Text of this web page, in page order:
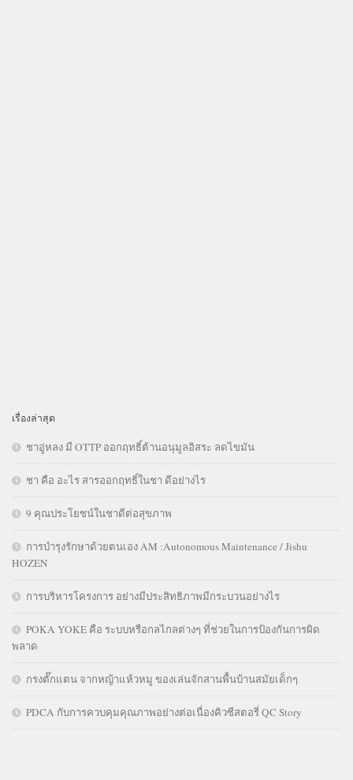
เรื่องล่าสุด
ชาอู่หลง มี OTTP ออกฤทธิ์ต้านอนุมูลอิสระ ลดไขมัน
ชา คือ อะไร สารออกฤทธิ์ในชา ดีอย่างไร
9 คุณประโยชน์ในชาดีต่อสุขภาพ
การบำรุงรักษาด้วยตนเอง AM :Autonomous Maintenance / Jishu
HOZEN
การบริหารโครงการ อย่างมีประสิทธิภาพมีกระบวนอย่างไร
POKA YOKE คือ ระบบหรือกลไกลต่างๆ ที่ช่วยในการป้องกันการผิด
พลาด
กรงตั๊กแตน จากหญ้าแห้วหมู ของเล่นจักสานพื้นบ้านสมัยเด็กๆ
PDCA กับการควบคุมคุณภาพอย่างต่อเนื่องคิวซีสตอรี่ QC Story